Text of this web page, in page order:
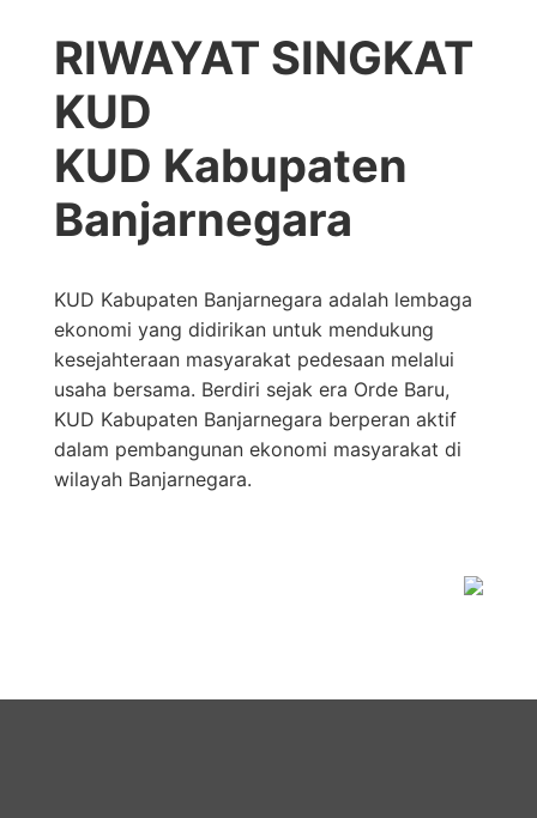
RIWAYAT SINGKAT
KUD
KUD Kabupaten
Banjarnegara
KUD Kabupaten Banjarnegara adalah lembaga
ekonomi yang didirikan untuk mendukung
kesejahteraan masyarakat pedesaan melalui
usaha bersama. Berdiri sejak era Orde Baru,
KUD Kabupaten Banjarnegara berperan aktif
dalam pembangunan ekonomi masyarakat di
wilayah Banjarnegara.